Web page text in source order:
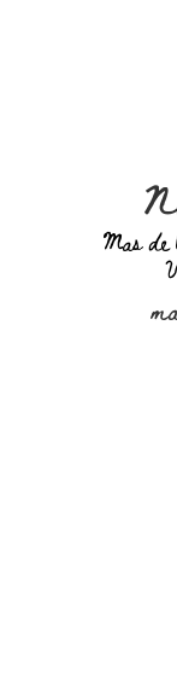
Mas